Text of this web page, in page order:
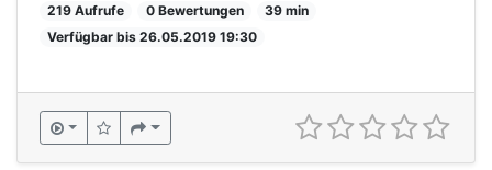
219 Aufrufe 0 Bewertungen
39 min
Verfügbar bis 26.05.2019 19:30